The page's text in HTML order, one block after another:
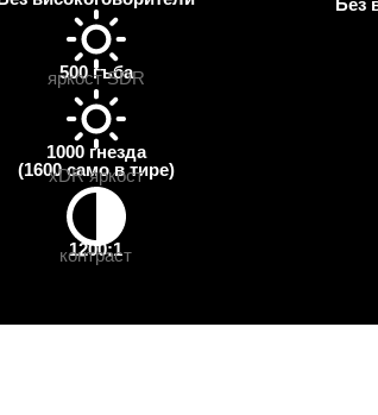
500 гъба
яркост SDR
1000 гнезда
(1600 само в тире)
xDR яркост
1200:1
контраст